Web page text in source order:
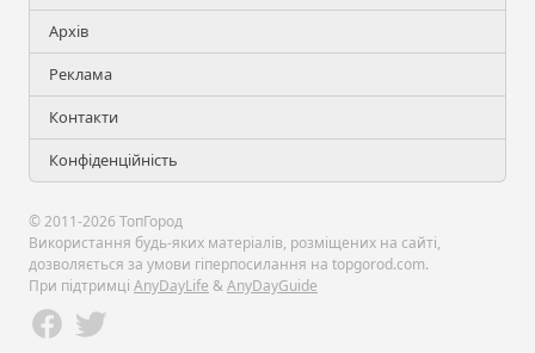
Архів
Реклама
Контакти
Конфіденційність
© 2011-2026 ТопГород
Використання будь-яких матеріалів, розміщених на сайті,
дозволяється за умови гіперпосилання на topgorod.com.
При підтримці AnyDayLife &AnyDayGuide